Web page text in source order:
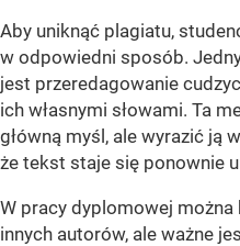
Aby uniknąć plagiatu,
w odpowiedni sposób.
jest przeredagowanie
ich własnymi słowami. Ta
główną myśl, ale wyrazić ją
że tekst staje się ponownie
W pracy dyplomowej
innych autorów, ale ważne